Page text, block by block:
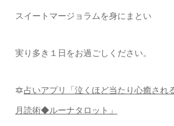
スイートマージョラムを身にまとい
実り多き１日をお過ごしください。
🔯占いアプリ「泣くほど当たり心癒され
月読術◆ルーナタロット」